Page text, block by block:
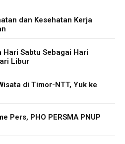
dan Kesehatan Kerja
Hari Sabtu Sebagai Hari
Libur
di Timor-NTT, Yuk ke
Pers, PHO PERSMA PNUP